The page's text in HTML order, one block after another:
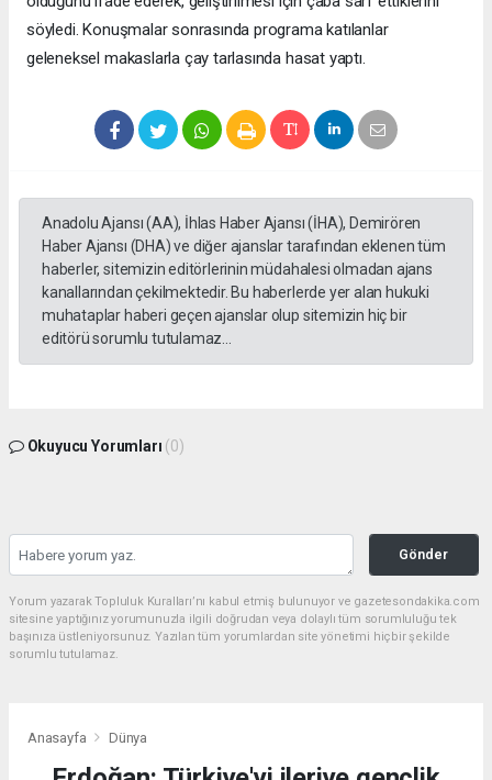
söyledi. Konuşmalar sonrasında programa katılanlar
geleneksel makaslarla çay tarlasında hasat yaptı.
Anadolu Ajansı (AA), İhlas Haber Ajansı (İHA), Demirören
Haber Ajansı (DHA) ve diğer ajanslar tarafından eklenen tüm
haberler, sitemizin editörlerinin müdahalesi olmadan ajans
kanallarından çekilmektedir. Bu haberlerde yer alan hukuki
muhataplar haberi geçen ajanslar olup sitemizin hiç bir
editörü sorumlu tutulamaz...
Okuyucu Yorumları (0)
Gönder
Yorum yazarak Topluluk Kuralları’nı kabul etmiş bulunuyor ve gazetesondakika.com
sitesine yaptığınız yorumunuzla ilgili doğrudan veya dolaylı tüm sorumluluğu tek
başınıza üstleniyorsunuz. Yazılan tüm yorumlardan site yönetimi hiçbir şekilde
sorumlu tutulamaz.
Anasayfa Dünya